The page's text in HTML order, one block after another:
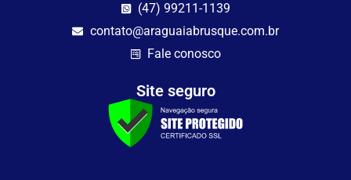
(47) 99211-1139
contato@araguaiabrusque.com.br
Fale conosco
Site seguro